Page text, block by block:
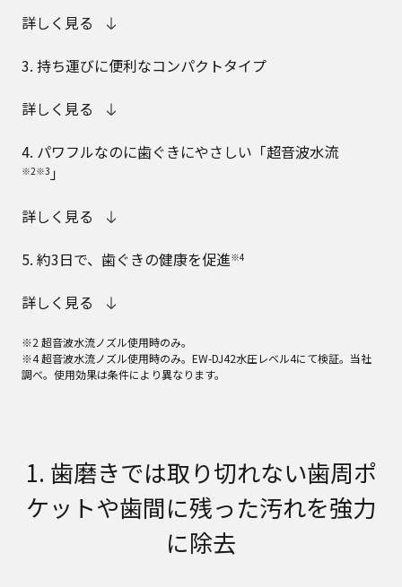
詳しく見る
3. 持ち運びに便利なコンパクトタイプ
詳しく見る
4. パワフルなのに歯ぐきにやさしい「超音波水流
※2※3」
詳しく見る
5. 約3日で、歯ぐきの健康を促進※4
詳しく見る
※2 超音波水流ノズル使用時のみ。
※4 超音波水流ノズル使用時のみ。EW-DJ42水圧レベル4にて検証。当社
調べ。使用効果は条件により異なります。
1. 歯磨きでは取り切れない歯周ポ
ケットや歯間に残った汚れを強力
に除去